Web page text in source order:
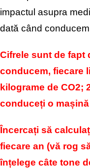
impactul asupra
dată când
Cifrele sunt de fapt
conducem, fiecare
kilograme de CO2;
conduceți o
Încercați să
fiecare an (vă rog
înțelege câte tone